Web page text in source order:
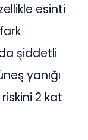
esinti
şiddetli
yanığı
2 kat